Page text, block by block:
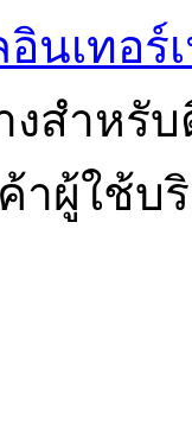
เทอร์
งสำห
ผู้ใช้บ